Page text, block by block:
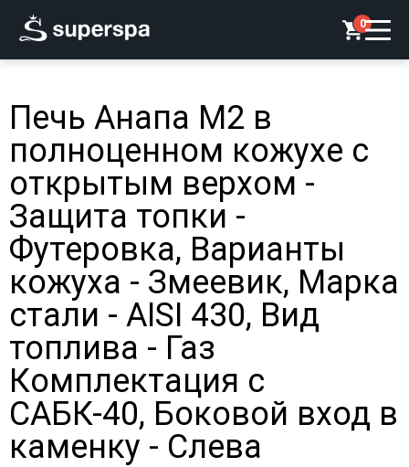
0
Печь Анапа М2 в
полноценном кожухе с
открытым верхом -
Защита топки -
Футеровка, Варианты
кожуха - Змеевик, Марка
стали - AISI 430, Вид
топлива - Газ
Комплектация с
САБК-40, Боковой вход в
каменку - Слева